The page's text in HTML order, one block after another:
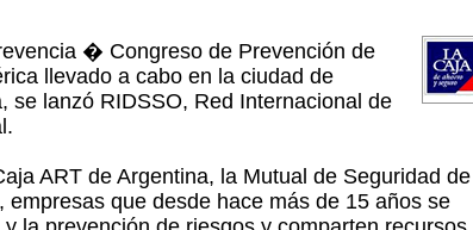
� Congreso de Prevención de
llevado a cabo en la ciudad de
se lanzó RIDSSO, Red Internacional de
ART de Argentina, la Mutual de Seguridad de
empresas que desde hace más de 15 años se